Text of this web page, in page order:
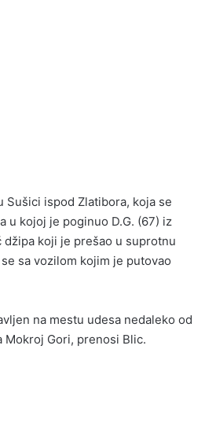
Sušici ispod Zlatibora, koja se
u kojoj je poginuo D.G. (67) iz
džipa koji je prešao u suprotnu
sa vozilom kojim je putovao
na mestu udesa nedaleko od
Mokroj Gori, prenosi Blic.